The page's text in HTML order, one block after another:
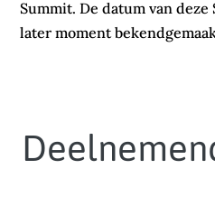
Summit. De datum van
later moment